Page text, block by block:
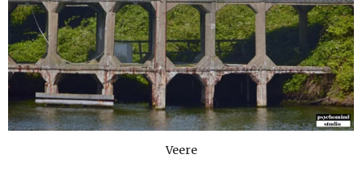
Veere